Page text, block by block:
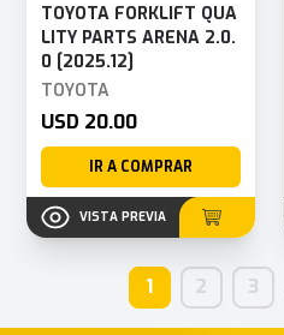
TOYOTA FORKLIFT QUA
LITY PARTS ARENA 2.0.
0 [2025.12]
TOYOTA
USD 20.00
IR A COMPRAR
VISTA PREVIA
1 2 3